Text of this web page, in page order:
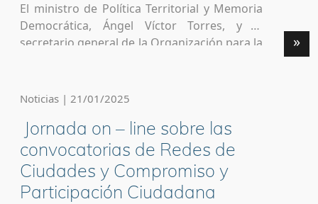
El ministro de Política Territorial y Memoria
Democrática, Ángel Víctor Torres, y el
secretario general de la Organización para la
una reunión de trabajo en Madrid para
avanzar en los planes del proyecto «De la
crisis a la recuperación: fortalecimiento de la
resiliencia regional ante […]
»
Noticias | 21/01/2025
Jornada on – line sobre las
convocatorias de Redes de
Ciudades y Compromiso y
Participación Ciudadana